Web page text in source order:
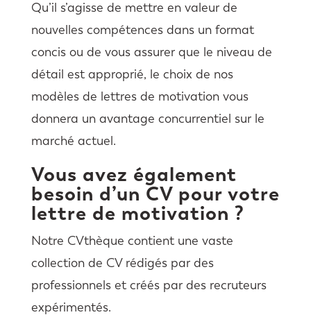
Qu’il s’agisse de mettre en valeur de
nouvelles compétences dans un format
concis ou de vous assurer que le niveau de
détail est approprié, le choix de nos
modèles de lettres de motivation vous
donnera un avantage concurrentiel sur le
marché actuel.
Vous avez également
besoin d’un CV pour votre
lettre de motivation ?
Notre CVthèque contient une vaste
collection de CV rédigés par des
professionnels et créés par des recruteurs
expérimentés.